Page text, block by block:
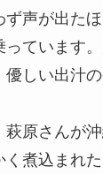
ず声が出た
ています
優しい出汁
萩原さんが
煮込まれた